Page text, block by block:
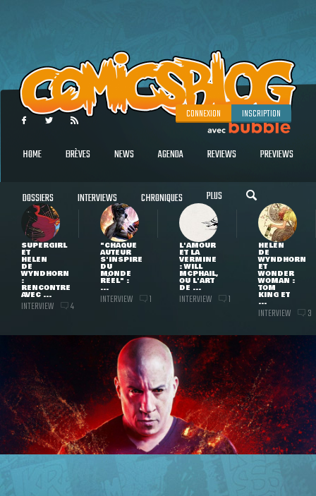
CONNEXION INSCRIPTION
HOME BRÈVES NEWS AGENDA REVIEWS PREVIEWS
DOSSIERS INTERVIEWS CHRONIQUES PLUS
SUPERGIRL
ET
HELEN
DE
WYNDHORN
:
RENCONTRE
AVEC ...
INTERVIEW 4
"CHAQUE
AUTEUR
S'INSPIRE
DU
MONDE
RÉEL" :
...
INTERVIEW 1
L'AMOUR
ET LA
VERMINE
: WILL
MCPHAIL,
OU L'ART
DE ...
INTERVIEW 1
HELEN
DE
WYNDHORN
ET
WONDER
WOMAN :
TOM
KING ET
...
INTERVIEW 3